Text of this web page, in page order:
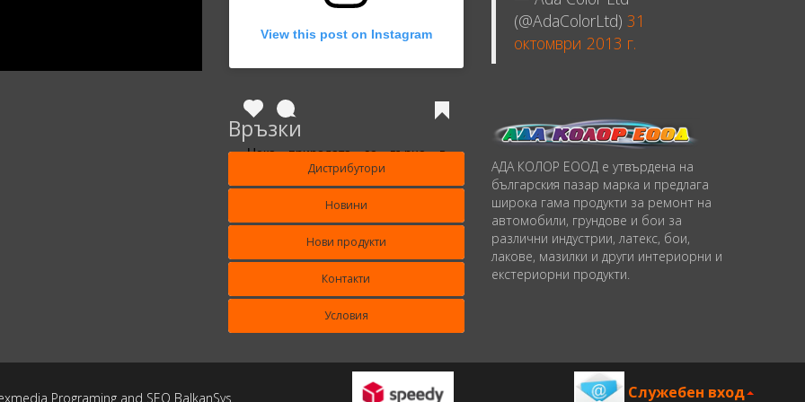
View this post on Instagram
Нека природата се върне в
A post shared byАда Колор ЕООД&Ada Color Ltd. (@adacolorltd) on Feb 7, 2020 at 1:39am PST
(@AdaColorLtd) 31
октомври 2013 г.
Връзки
Дистрибутори
Новини
Нови продукти
Контакти
Условия
АДА КОЛОР ЕООД е утвърдена на
българския пазар марка и предлага
широка гама продукти за ремонт на
автомобили, грундове и бои за
различни индустрии, латекс, бои,
лакове, мазилки и други интериорни и
екстериорни продукти.
Programing and SEO BalkanSys Служебен вход